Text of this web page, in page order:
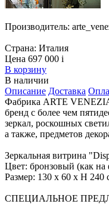
Производитель:
Страна: Италия
Цена 697 000 i
В корзину
В наличии
Описание Доставка
Фабрика ARTE
бренд с более чем
зеркал, роскошных
а также, предметов
Зеркальная витрина
Цвет: бронзовый (как
Размер: 130 х 60 х H 240
СПЕЦИАЛЬНОЕ